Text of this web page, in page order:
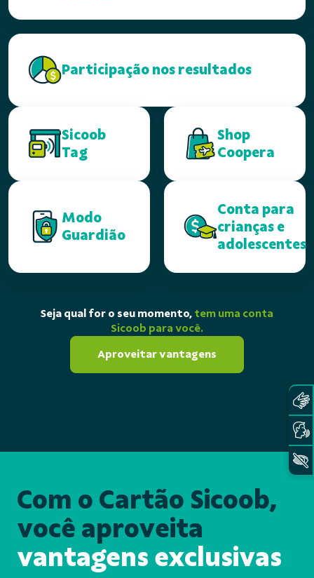
Participação nos resultados
Sicoob
Tag
Shop
Coopera
Modo
Guardião
Conta para
crianças e
adolescentes
Seja qual for o seu momento, tem uma conta
Sicoob para você.
Aproveitar vantagens
Com o Cartão Sicoob,
você aproveita
vantagens exclusivas